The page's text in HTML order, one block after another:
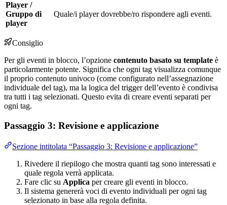
Player /
Gruppo di
player
Quale/i player dovrebbe/ro rispondere agli eventi.
Consiglio
Per gli eventi in blocco, l’opzione contenuto basato su template è
particolarmente potente. Significa che ogni tag visualizza comunque
il proprio contenuto univoco (come configurato nell’assegnazione
individuale del tag), ma la logica del trigger dell’evento è condivisa
tra tutti i tag selezionati. Questo evita di creare eventi separati per
ogni tag.
Passaggio 3: Revisione e applicazione
Sezione intitolata “Passaggio 3: Revisione e applicazione”
Rivedere il riepilogo che mostra quanti tag sono interessati e
quale regola verrà applicata.
Fare clic su Applica per creare gli eventi in blocco.
Il sistema genererà voci di evento individuali per ogni tag
selezionato in base alla regola definita.